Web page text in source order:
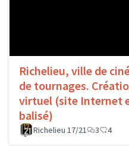
Richelieu, ville de
de tournages.
virtuel (site Internet
balisé)
Richelieu 17/21 3 4